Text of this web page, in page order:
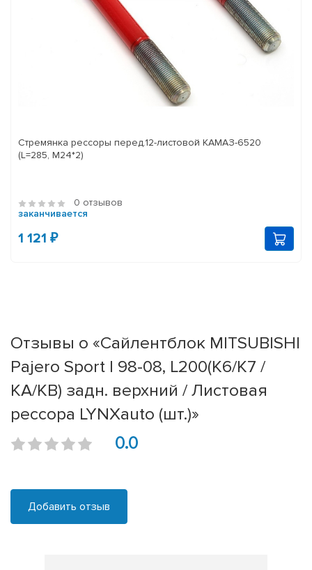
Стремянка рессоры перед.12-листовой КАМАЗ-6520
(L=285, М24*2)
0 отзывов
заканчивается
1 121 ₽
Отзывы о «Сайлентблок MITSUBISHI
Pajero Sport I 98-08, L200(K6/K7 /
KA/KB) задн. верхний / Листовая
рессора LYNXauto (шт.)»
0.0
Добавить отзыв